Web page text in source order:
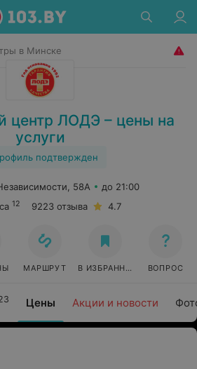
в Минске
центр ЛОДЭ – цены на
услуги
подтвержден
Цены Акции и новости
58А
до 21:00
12 9223 отзыва 4.7
МАРШРУТ В ИЗБРАННОЕ ВОПРОС